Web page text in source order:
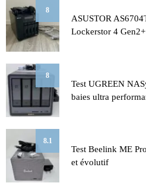
8
ASUSTOR
Lockerstor 4 Gen2+
8
Test UGREEN
baies ultra
8.1
Test Beelink ME
et évolutif